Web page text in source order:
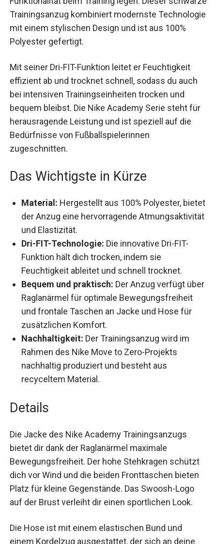
schwarze Trainingsanzug kombiniert modernste
Technologie mit einem stylischen Design und ist
aus 100% Polyester gefertigt.
effizient ab und trocknet schnell, sodass du auch
bei intensiven Trainingseinheiten trocken und
bequem bleibst. Die Nike Academy Serie steht
für herausragende Leistung und ist speziell auf
die Bedürfnisse von Fußballspielerinnen
zugeschnitten.
Das Wichtigste in Kürze
bietet der Anzug eine hervorragende
Atmungsaktivität und Elastizität.
Dri-FIT-Technologie:
Funktion hält dich trocken, indem sie
Feuchtigkeit ableitet und schnell trocknet.
Bequem und praktisch:Der Anzug verfügt
über Raglanärmel für optimale
Bewegungsfreiheit und frontale Taschen an
Jacke und Hose für zusätzlichen Komfort.
Nachhaltigkeit:Der Trainingsanzug wird im
Rahmen des Nike Move to Zero-Projekts
nachhaltig produziert und besteht aus
recyceltem Material.
Details
bietet dir dank der Raglanärmel maximale
Bewegungsfreiheit. Der hohe Stehkragen schützt
dich vor Wind und die beiden Fronttaschen bieten
Platz für kleine Gegenstände. Das Swoosh-Logo
auf der Brust verleiht dir einen sportlichen Look.
einem Kordelzug ausgestattet, der sich an deine